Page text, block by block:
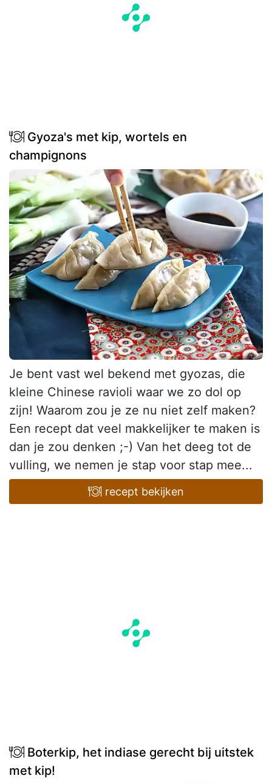
Gyoza's met kip, wortels en
champignons
Je bent vast wel bekend met gyozas, die
kleine Chinese ravioli waar we zo dol op
zijn! Waarom zou je ze nu niet zelf maken?
Een recept dat veel makkelijker te maken is
dan je zou denken ;-) Van het deeg tot de
vulling, we nemen je stap voor stap mee...
recept bekijken
Boterkip, het indiase gerecht bij uitstek
met kip!